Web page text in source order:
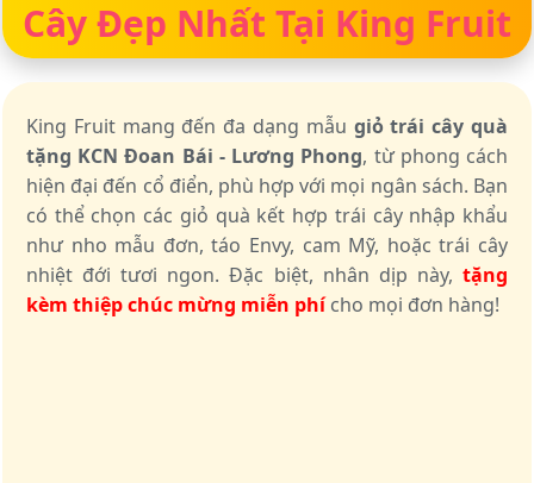
Cây Đẹp Nhất Tại King Fruit
King Fruit mang đến đa dạng mẫu giỏ trái cây quà
tặng KCN Đoan Bái - Lương Phong, từ phong cách
hiện đại đến cổ điển, phù hợp với mọi ngân sách. Bạn
có thể chọn các giỏ quà kết hợp trái cây nhập khẩu
như nho mẫu đơn, táo Envy, cam Mỹ, hoặc trái cây
nhiệt đới tươi ngon. Đặc biệt, nhân dịp này, tặng
kèm thiệp chúc mừng miễn phícho mọi đơn hàng!